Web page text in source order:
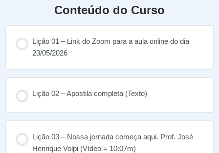
Conteúdo do Curso
Lição 01 – Link do Zoom para a aula online do dia
23/05/2026
Lição 02 – Apostila completa (Texto)
Lição 03 – Nossa jornada começa aqui. Prof. José
Henrique Volpi (Vídeo = 10:07m)